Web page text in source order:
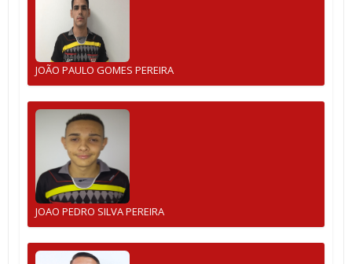
JOÃO PAULO GOMES PEREIRA
JOAO PEDRO SILVA PEREIRA